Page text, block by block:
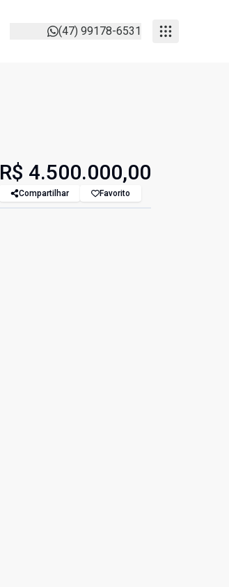
(47) 99178-6531
R$ 4.500.000,00
Compartilhar Favorito